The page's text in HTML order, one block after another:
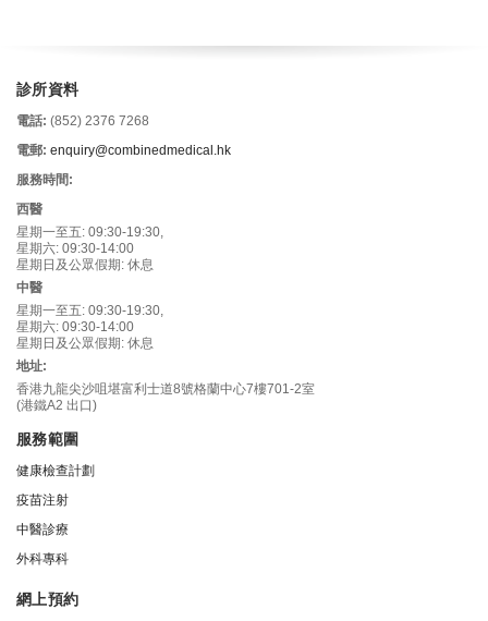
診所資料
電話: (852) 2376 7268
電郵: enquiry@combinedmedical.hk
服務時間:
西醫
星期一至五: 09:30-19:30,
星期六: 09:30-14:00
星期日及公眾假期: 休息
中醫
星期一至五: 09:30-19:30,
星期六: 09:30-14:00
星期日及公眾假期: 休息
地址:
香港九龍尖沙咀堪富利士道8號格蘭中心7樓701-2室
(港鐵A2 出口)
服務範圍
健康檢查計劃
疫苗注射
中醫診療
外科專科
網上預約